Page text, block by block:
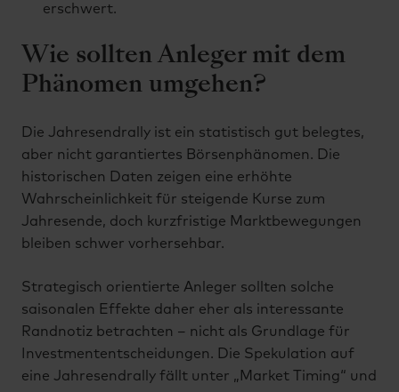
erschwert.
Wie sollten Anleger mit dem
Phänomen umgehen?
Die Jahresendrally ist ein statistisch gut belegtes,
aber nicht garantiertes Börsenphänomen. Die
historischen Daten zeigen eine erhöhte
Wahrscheinlichkeit für steigende Kurse zum
Jahresende, doch kurzfristige Marktbewegungen
bleiben schwer vorhersehbar.
Strategisch orientierte Anleger sollten solche
saisonalen Effekte daher eher als interessante
Randnotiz betrachten – nicht als Grundlage für
Investmententscheidungen. Die Spekulation auf
eine Jahresendrally fällt unter „Market Timing“ und